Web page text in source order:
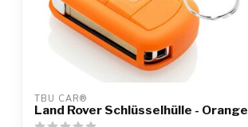
TBU CAR®
Land Rover Schlüsselhülle - Orange